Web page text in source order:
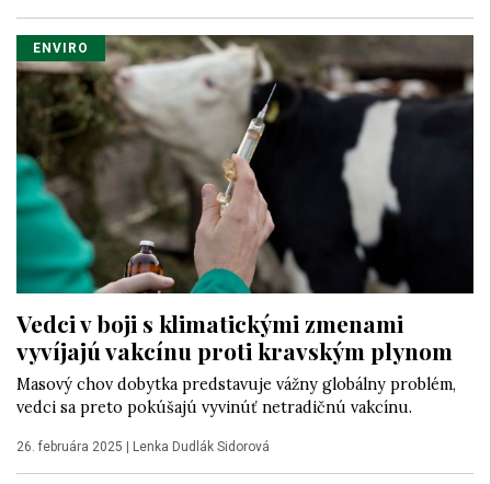
ENVIRO
Vedci v boji s klimatickými zmenami
vyvíjajú vakcínu proti kravským plynom
Masový chov dobytka predstavuje vážny globálny problém,
vedci sa preto pokúšajú vyvinúť netradičnú vakcínu.
26. februára 2025 Lenka Dudlák Sidorová